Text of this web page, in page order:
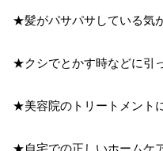
★髪がパサパサしている気
★クシでとかす時などに引
★美容院のトリートメント
★自宅での正しいホームケ